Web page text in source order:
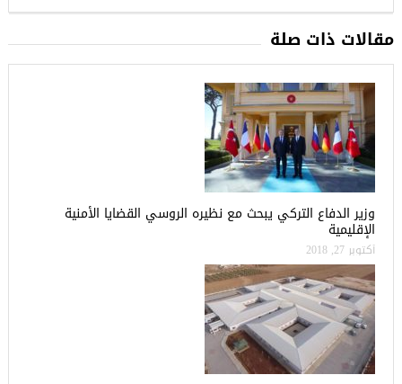
مقالات ذات صلة
وزير الدفاع التركي يبحث مع نظيره الروسي القضايا الأمنية
الإقليمية
أكتوبر 27, 2018